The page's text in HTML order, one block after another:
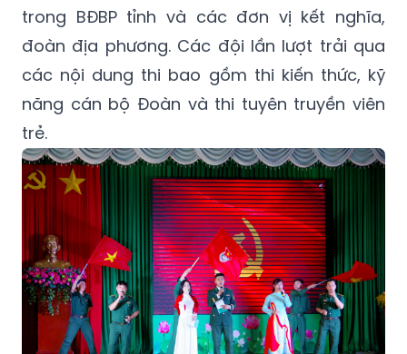
trong BĐBP tỉnh và các đơn vị kết nghĩa,
đoàn địa phương. Các đội lần lượt trải qua
các nội dung thi bao gồm thi kiến thức, kỹ
năng cán bộ Đoàn và thi tuyên truyền viên
trẻ.